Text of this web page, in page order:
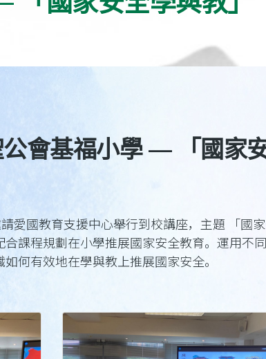
會基福小學 — 「國家
愛國教育支援中心舉行到校講座，主題 「國
課程規劃在小學推展國家安全教育。運用不
何有效地在學與教上推展國家安全。